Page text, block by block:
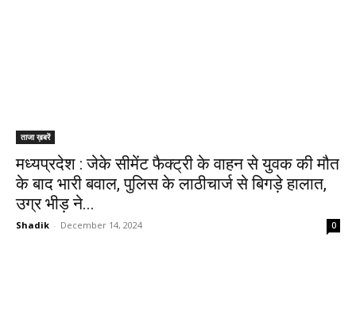
ताजा ख़बरें
मध्यप्रदेश : जेके सीमेंट फैक्ट्री के वाहन से युवक की मौत
के बाद भारी बवाल, पुलिस के लाठीचार्ज से बिगड़े हालात,
उग्र भीड़ ने...
Shadik - December 14, 2024 0